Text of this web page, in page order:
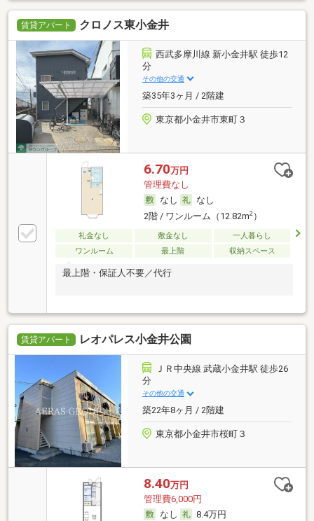
賃貸アパート クロノス東小金井
西武多摩川線 新小金井駅 徒歩12
分
その他の交通
築35年3ヶ月 / 2階建
東京都小金井市東町３
6.70万円
管理費なし
なし
なし
2階 / ワンルーム（12.82m2）
礼金なし 敷金なし
一人暮らし
ワンルーム
最上階 収納スペース
最上階・保証人不要／代行
賃貸アパート レオパレス小金井公園
ＪＲ中央線 武蔵小金井駅 徒歩26
分
その他の交通
築22年8ヶ月 / 2階建
東京都小金井市桜町３
8.40万円
管理費6,000円
なし
8.4万円